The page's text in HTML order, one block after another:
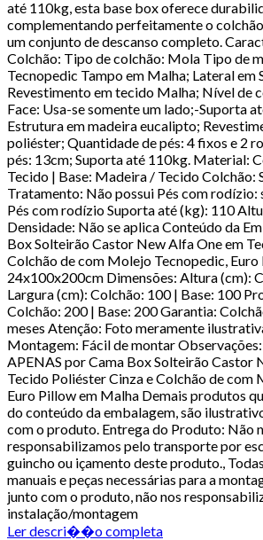
até 110kg, esta base box oferece
complementando perfeitamente o
um conjunto de descanso completo.
Colchão: Tipo de colchão: Mola Tipo de
Tecnopedic Tampo em Malha; Lateral em
Revestimento em tecido Malha; Nível de
Face: Usa-se somente um lado;-Suporta
Estrutura em madeira eucalipto;
poliéster; Quantidade de pés: 4 fixos e 2
pés: 13cm; Suporta até 110kg. Material:
Tecido | Base: Madeira / Tecido
Tratamento: Não possui Pés com rodízio:
Pés com rodízio Suporta até (kg): 110
Densidade: Não se aplica Conteúdo da
Box Solteirão Castor New Alfa One em
Colchão de com Molejo Tecnopedic,
24x100x200cm Dimensões: Altura (cm):
Largura (cm): Colchão: 100 | Base: 100
Colchão: 200 | Base: 200 Garantia:
meses Atenção: Foto meramente
Montagem: Fácil de montar
APENAS por Cama Box Solteirão Castor
Tecido Poliéster Cinza e Colchão de com
Euro Pillow em Malha Demais produtos
do conteúdo da embalagem, são
com o produto. Entrega do Produto: Não
responsabilizamos pelo transporte por
guincho ou içamento deste produto.,
manuais e peças necessárias para a
junto com o produto, não nos
instalação/montagem
Ler descri��o completa